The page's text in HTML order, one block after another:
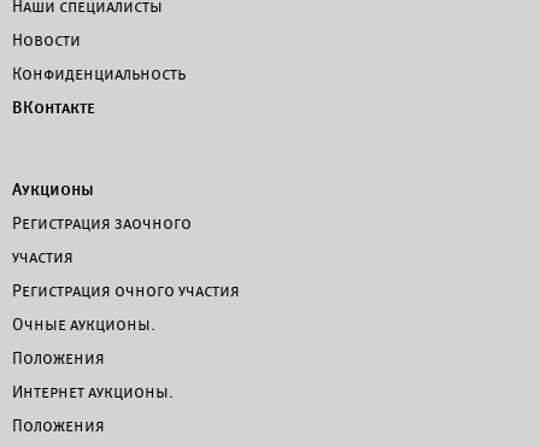
Наши специалисты
Новости
Конфиденциальность
ВКонтакте
Аукционы
Регистрация заочного
участия
Регистрация очного участия
Очные аукционы.
Положения
Интернет аукционы.
Положения